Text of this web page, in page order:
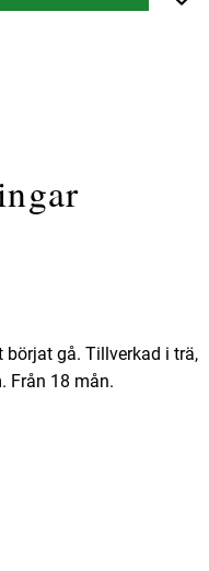
gå. Tillverkad i trä,
Från 18 mån.